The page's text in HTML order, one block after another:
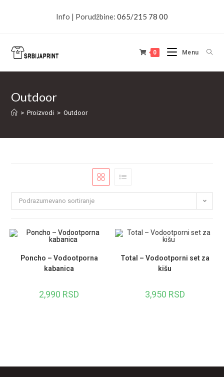
Info | Porudžbine: 065/215 78 00
0 Menu
Outdoor
> Proizvodi > Outdoor
Podrazumevano sortiranje
Poncho – Vodootporna
kabanica
2,990 RSD
Total – Vodootporni set za
kišu
3,950 RSD